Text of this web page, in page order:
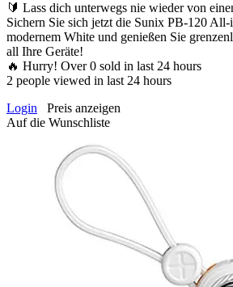
🔰 Lass dich unterwegs nie wieder von
Sichern Sie sich jetzt die Sunix PB-120
modernem White und genießen Sie
all Ihre Geräte!
🔥 Hurry! Over0 sold in last 24 hours
2 people viewed in last 24 hours
Login
Preis anzeigen
Auf die Wunschliste